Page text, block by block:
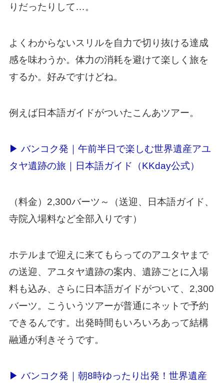
りだったりして…。
よくわからないスリルを自力で切り抜ける達成
感を味わうか。体力の消耗を避けて楽しく旅を
するか。好みですけどね。
例えば日本語ガイドがついたこんあツアー。
▶ バンコク発｜午前半日で楽しむ世界遺産アユ
タヤ遺跡の旅｜日本語ガイド（KKday公式）
（料金）2,300バーツ～（送迎、日本語ガイド、
寺院入場料など全部入りです）
ホテルまで迎えに来てもらってのアユタヤまで
の送迎、アユタヤ遺跡の案内、遺跡ごとに入場
料も込み、さらに日本語ガイドがついて、2,300
バーツ。こういうツアーが普通にネットで予約
できるんです。出発時間もいろいろあって結構
融通が利きそうです。
▶ バンコク発｜朝8時ゆったり出発！世界遺産